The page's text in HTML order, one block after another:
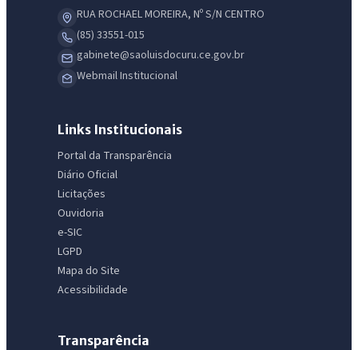
RUA ROCHAEL MOREIRA, Nº S/N CENTRO
(85) 33551-015
gabinete@saoluisdocuru.ce.gov.br
Webmail Institucional
Links Institucionais
Portal da Transparência
Diário Oficial
Licitações
Ouvidoria
e-SIC
LGPD
Mapa do Site
Acessibilidade
Transparência